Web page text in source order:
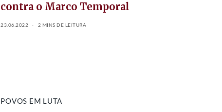
contra o Marco Temporal
23.06.2022 2 MINS DE LEITURA
POVOS EM LUTA